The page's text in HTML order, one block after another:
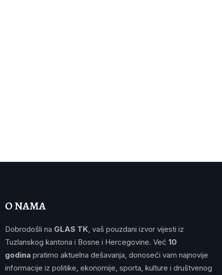
O NAMA
Dobrodošli na GLAS TK , vaš pouzdani izvor vijesti iz
Tuzlanskog kantona i Bosne i Hercegovine. Već 10
godina pratimo aktuelna dešavanja, donoseći vam najnovije
informacije iz politike, ekonomije, sporta, kulture i društvenog